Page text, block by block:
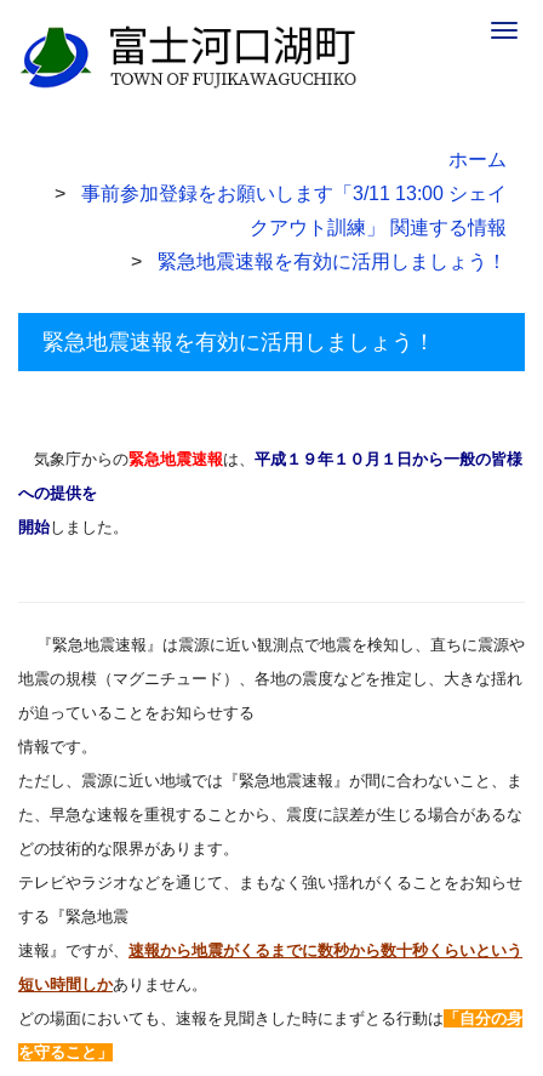
ホーム
事前参加登録をお願いします「3/11 13:00 シェイ
クアウト訓練」 関連する情報
緊急地震速報を有効に活用しましょう！
緊急地震速報を有効に活用しましょう！
気象庁からの緊急地震速報は、 平成１９年１０月１日から一般の皆様
への提供を
開始しました。
『緊急地震速報』は震源に近い観測点で地震を検知し、直ちに震源や
地震の規模（マグニチュード）、各地の震度などを推定し、大きな揺れ
が迫っていることをお知らせする
情報です。
ただし、震源に近い地域では『緊急地震速報』が間に合わないこと、ま
た、早急な速報を重視することから、震度に誤差が生じる場合があるな
どの技術的な限界があります。
テレビやラジオなどを通じて、まもなく強い揺れがくることをお知らせ
する『緊急地震
速報』ですが、 速報から地震がくるまでに数秒から数十秒くらいという
短い時間しかありません。
どの場面においても、速報を見聞きした時にまずとる行動は 「自分の身
を守ること」